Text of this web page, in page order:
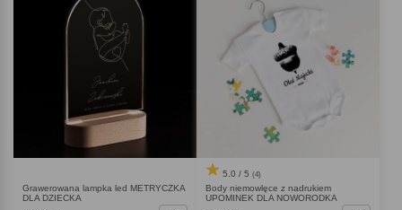
Grawerowana lampka led METRYCZKA
DLA DZIECKA
5.0 / 5 (4)
Body niemowlęce z nadrukiem
UPOMINEK DLA NOWORODKA